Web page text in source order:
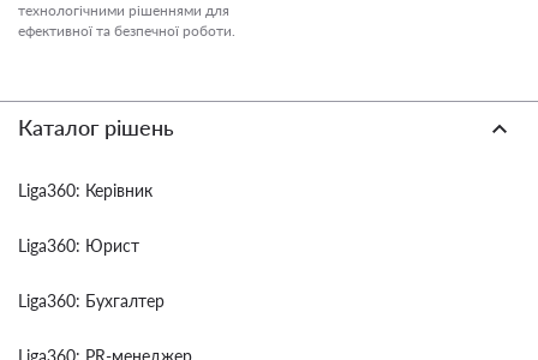
технологічними рішеннями для
ефективної та безпечної роботи.
Каталог рішень
Liga360: Керівник
Liga360: Юрист
Liga360: Бухгалтер
Liga360: PR-менеджер